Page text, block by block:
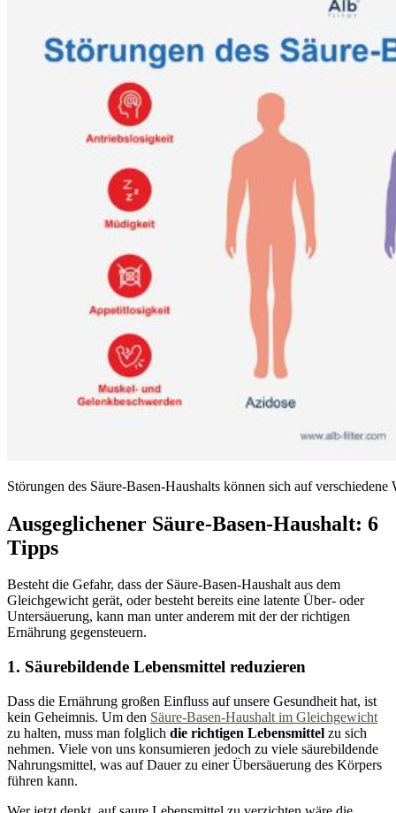
Störungen des Säure-Basen-Haushalts können sich auf
Ausgeglichener Säure-Basen-Haushalt: 6
Tipps
Besteht die Gefahr, dass der Säure-Basen-Haushalt aus dem
Gleichgewicht gerät, oder besteht bereits eine latente Über- oder
Untersäuerung, kann man unter anderem mit der der richtigen
Ernährung gegensteuern.
1. Säurebildende Lebensmittel reduzieren
Dass die Ernährung großen Einfluss auf unsere Gesundheit hat, ist
kein Geheimnis. Um den Säure-Basen-Haushalt im Gleichgewicht
zu halten, muss man folglich die richtigen Lebensmittel zu sich
nehmen. Viele von uns konsumieren jedoch zu viele säurebildende
Nahrungsmittel, was auf Dauer zu einer Übersäuerung des Körpers
führen kann.